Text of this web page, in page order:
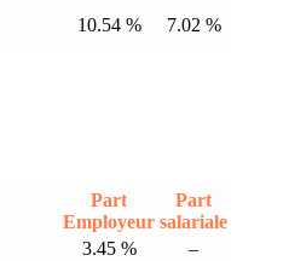
10.54 % 7.02 %
Part
Employeur
Part
salariale
3.45 %
–